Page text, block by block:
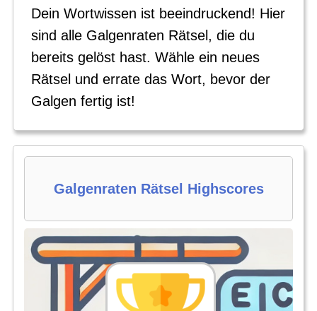
Dein Wortwissen ist beeindruckend! Hier
sind alle Galgenraten Rätsel, die du
bereits gelöst hast. Wähle ein neues
Rätsel und errate das Wort, bevor der
Galgen fertig ist!
Galgenraten Rätsel Highscores